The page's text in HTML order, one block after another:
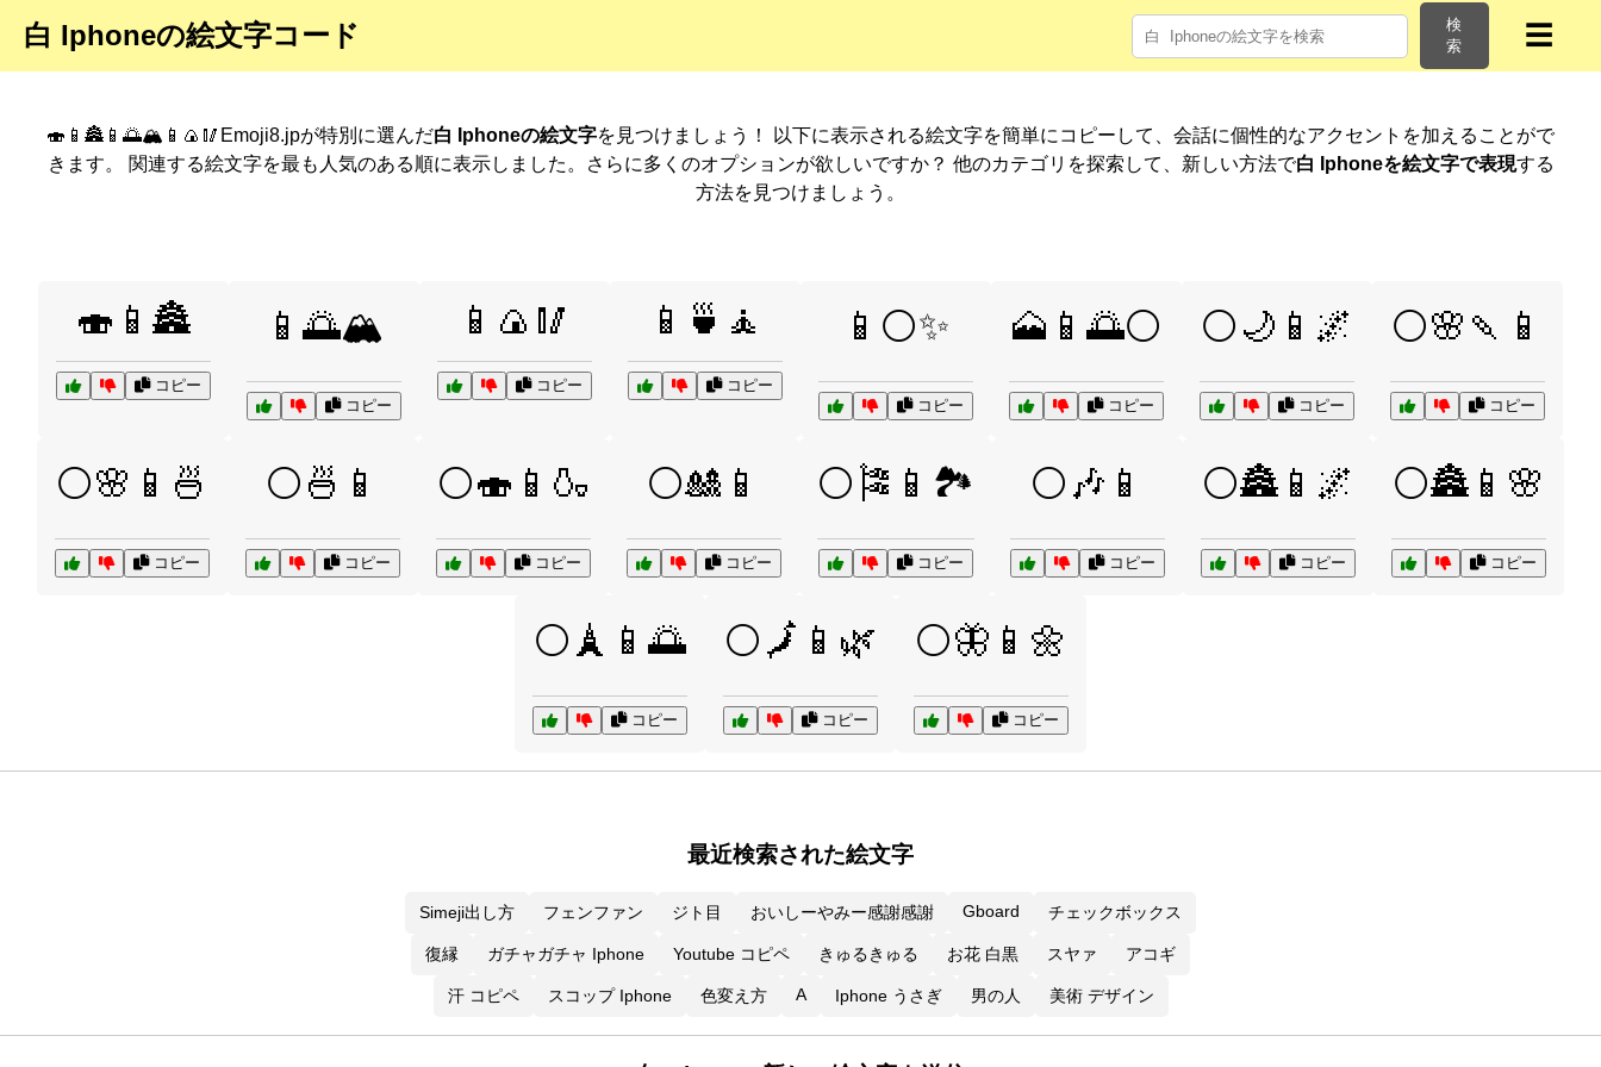
白 Iphoneの絵文字コード
検
索
☰
🍣📱🏯📱🌅🏔️📱🍙🥢Emoji8.jpが特別に選んだ白 Iphoneの絵文字を見つけましょう！ 以下に表示される絵文字を簡単にコピーして、会話に個性的なアクセントを加えることがで
きます。 関連する絵文字を最も人気のある順に表示しました。さらに多くのオプションが欲しいですか？ 他のカテゴリを探索して、新しい方法で白 Iphoneを絵文字で表現する
方法を見つけましょう。
🍣📱🏯
コピー
📱🌅🏔️
コピー
📱🍙🥢
コピー
📱🍵🧘
コピー
📱⚪✨
コピー
🗻📱🌅⚪
コピー
⚪🌙📱🌌
コピー
⚪🌸🍡📱
コピー
⚪🌸📱🍜
コピー
⚪🍜📱
コピー
⚪🍣📱🍶
コピー
⚪🎎📱
コピー
⚪🎏📱🏞️
コピー
⚪🎶📱
コピー
⚪🏯📱🌌
コピー
⚪🏯📱🌸
コピー
⚪🗼📱🌅
コピー
⚪🗾📱🌿
コピー
⚪🦋📱🌼
コピー
最近検索された絵文字
Simeji出し方 フェンファン ジト目 おいしーやみー感謝感謝 Gboard チェックボックス
復縁 ガチャガチャ Iphone Youtube コピペ きゅるきゅる お花 白黒 スヤァ アコギ
汗 コピペ スコップ Iphone 色変え方 A Iphone うさぎ 男の人 美術 デザイン